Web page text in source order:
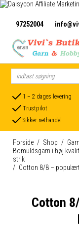
97252004
1 – 2 dages levering
Trustpilot
Sikker nethandel
Forside / Shop / Garn
Bomuldsgarn i høj
strik
/ Cotton 8/8 –
Cotton